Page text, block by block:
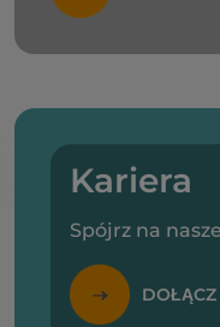
Kariera
Spójrz na